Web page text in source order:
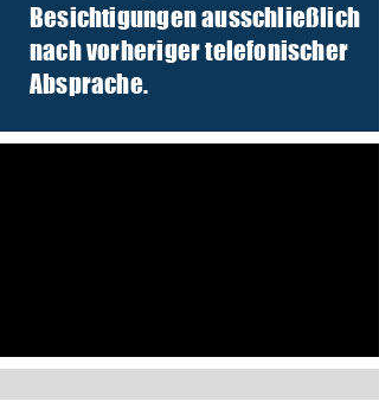
Besichtigungen ausschließlich
nach vorheriger telefonischer
Absprache.